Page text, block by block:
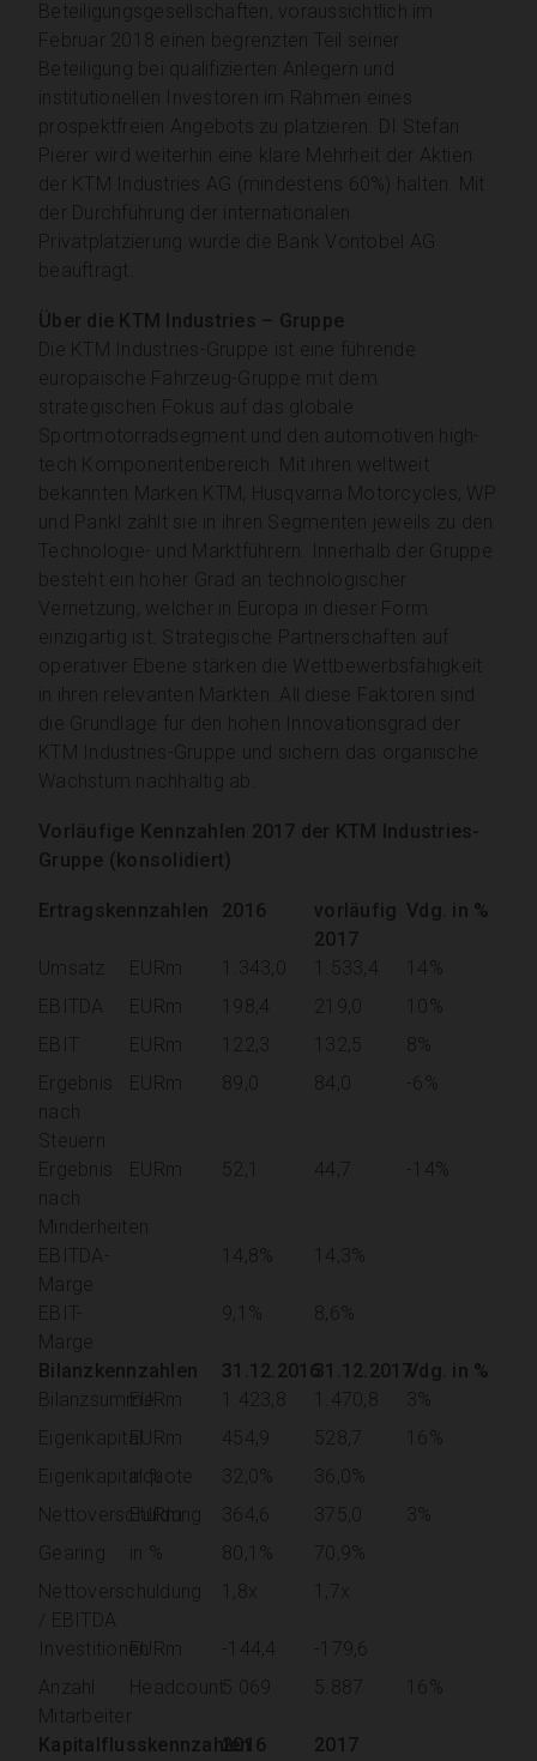
Beteiligungsgesellschaften, voraussichtlich im
Februar 2018 einen begrenzten Teil seiner
Beteiligung bei qualifizierten Anlegern und
institutionellen Investoren im Rahmen eines
prospektfreien Angebots zu platzieren. DI Stefan
Pierer wird weiterhin eine klare Mehrheit der Aktien
der KTM Industries AG (mindestens 60%) halten. Mit
der Durchführung der internationalen
Privatplatzierung wurde die Bank Vontobel AG
beauftragt.
Über die KTM Industries – Gruppe
Die KTM Industries-Gruppe ist eine führende
europäische Fahrzeug-Gruppe mit dem
strategischen Fokus auf das globale
Sportmotorradsegment und den automotiven high-
tech Komponentenbereich. Mit ihren weltweit
bekannten Marken KTM, Husqvarna Motorcycles, WP
und Pankl zählt sie in ihren Segmenten jeweils zu den
Technologie- und Marktführern. Innerhalb der Gruppe
besteht ein hoher Grad an technologischer
Vernetzung, welcher in Europa in dieser Form
einzigartig ist. Strategische Partnerschaften auf
operativer Ebene stärken die Wettbewerbsfähigkeit
in ihren relevanten Märkten. All diese Faktoren sind
die Grundlage für den hohen Innovationsgrad der
KTM Industries-Gruppe und sichern das organische
Wachstum nachhaltig ab.
Vorläufige Kennzahlen 2017 der KTM Industries-
Gruppe (konsolidiert)
Ertragskennzahlen 2016
vorläufig
2017
Vdg. in %
Umsatz EURm 1.343,0 1.533,4
14%
EBITDA
EURm 198,4 219,0
10%
EBIT
EURm 122,3 132,5
8%
Ergebnis
nach
Steuern
EURm 89,0 84,0 -6%
Ergebnis
nach
Minderheiten
EURm 52,1 44,7 -14%
EBITDA-
Marge
14,8% 14,3%
EBIT-
Marge
9,1% 8,6%
Bilanzkennzahlen 31.12.201631.12.2017Vdg. in %
BilanzsummeEURm 1.423,8 1.470,8
3%
EigenkapitalEURm 454,9 528,7
16%
Eigenkapitalquote
in % 32,0%
36,0%
Nettoverschuldung
EURm 364,6 375,0
3%
Gearing
in % 80,1%
70,9%
Nettoverschuldung
/ EBITDA
1,8x 1,7x
InvestitionenEURm -144,4
-179,6
Anzahl
Mitarbeiter
Headcount5.069 5.887 16%
Kapitalflusskennzahlen
2016
2017